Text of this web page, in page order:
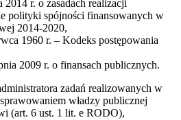
2014 r. o zasadach realizacji
polityki spójności finansowanych w
2014-2020,
1960 r. – Kodeks postępowania
2009 r. o finansach publicznych.
zadań realizowanych w
władzy publicznej
(art. 6 ust. 1 lit. e RODO),